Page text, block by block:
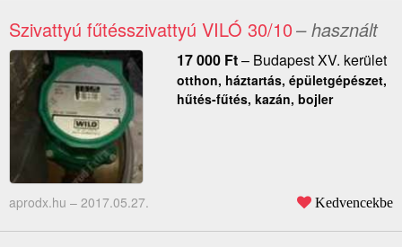
Szivattyú fűtésszivattyú VILÓ 30/10– használt
17 000 Ft– Budapest XV. kerület
otthon, háztartás, épületgépészet,
hűtés-fűtés, kazán, bojler
aprodx.hu – 2017.05.27. Kedvencekbe